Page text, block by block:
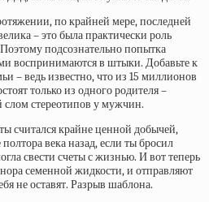
по крайней мере, последней
– это была практически роль
подсознательно попытка
воспринимаются в штыки. Добавьте к
– ведь известно, что из 15 миллионов
только из одного родителя –
стереотипов у мужчин.
считался крайне ценной добычей,
века назад, если ты бросил
свести счеты с жизнью. И вот теперь
семенной жидкости, и отправляют
не оставят. Разрыв шаблона.